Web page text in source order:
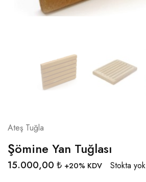
Ateş Tuğla
Şömine Yan Tuğlası
15.000,00 ₺ +20% KDV
Stokta yok